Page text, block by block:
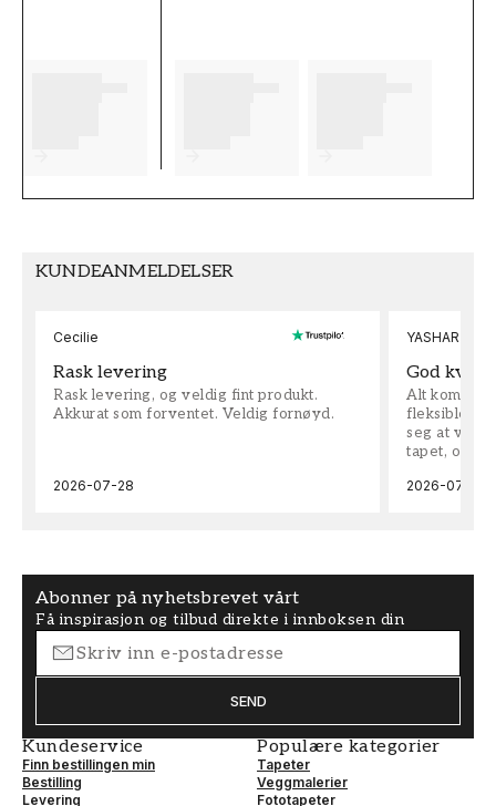
KUNDEANMELDELSER
Cecilie
Rask levering
Rask levering, og veldig fint produkt.
Akkurat som forventet. Veldig fornøyd.
2026-07-28
YASHAR
God
Alt kom
fleksible på
seg at vi
tapet, og
2026-07-04
Abonner på nyhetsbrevet vårt
Få inspirasjon og tilbud direkte i innboksen din
SEND
Kundeservice
Finn bestillingen min
Bestilling
Levering
Populære kategorier
Tapeter
Veggmalerier
Fototapeter